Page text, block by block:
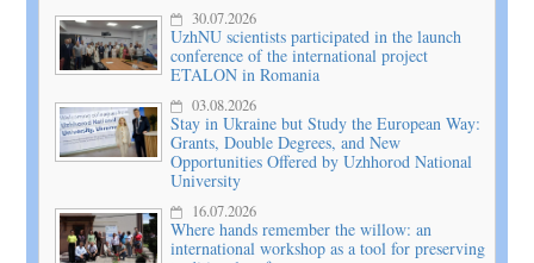
30.07.2026
UzhNU scientists participated in the launch
conference of the international project
ETALON in Romania
03.08.2026
Stay in Ukraine but Study the European Way:
Grants, Double Degrees, and New
Opportunities Offered by Uzhhorod National
University
16.07.2026
Where hands remember the willow: an
international workshop as a tool for preserving